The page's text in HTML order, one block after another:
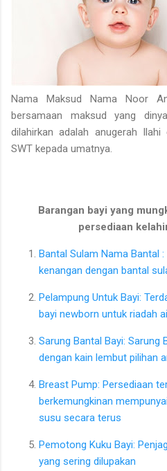
Nama Maksud Nama Noor
bersamaan maksud yang
dilahirkan adalah anugerah
SWT kepada umatnya.
Barangan bayi yang
persediaan
Bantal Sulam Nama Bantal
kenangan dengan bantal
Pelampung Untuk Bayi:
bayi newborn untuk riadah
Sarung Bantal Bayi: Sarung
dengan kain lembut pilihan
Breast Pump: Persediaan
berkemungkinan
susu secara terus
Pemotong Kuku Bayi:
yang sering dilupakan